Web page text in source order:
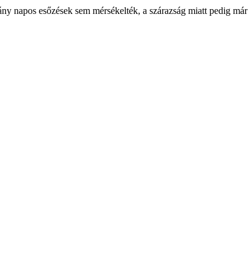
esőzések sem mérsékelték, a szárazság miatt pedig